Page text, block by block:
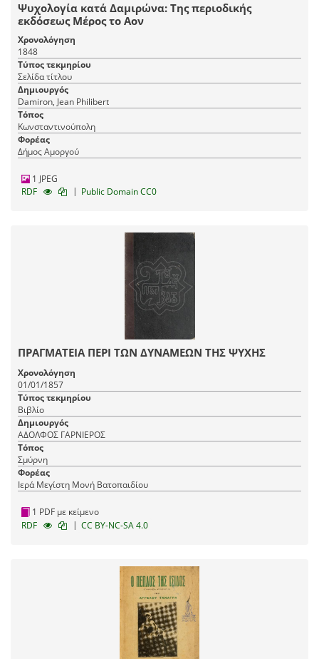
Ψυχολογία κατά Δαμιρώνα: Της περιοδικής
εκδόσεως Μέρος το Αον
Χρονολόγηση
1848
Τύπος τεκμηρίου
Σελίδα τίτλου
Δημιουργός
Damiron, Jean Philibert
Τόπος
Κωνσταντινούπολη
Φορέας
Δήμος Αμοργού
1 JPEG
RDF
| Public Domain CC0
ΠΡΑΓΜΑΤΕΙΑ ΠΕΡΙ ΤΩΝ ΔΥΝΑΜΕΩΝ ΤΗΣ ΨΥΧΗΣ
Χρονολόγηση
01/01/1857
Τύπος τεκμηρίου
Βιβλίο
Δημιουργός
ΑΔΟΛΦΟΣ ΓΑΡΝΙΕΡΟΣ
Τόπος
Σμύρνη
Φορέας
Ιερά Μεγίστη Μονή Βατοπαιδίου
1 PDF με κείμενο
RDF
| CC BY-NC-SA 4.0